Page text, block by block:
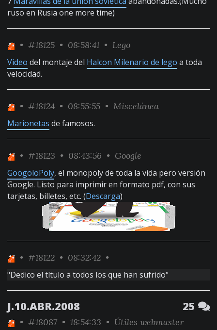
ruso en Rusia one more time)
• #18125 • 08:58:41 • Lego
Video del montaje del Halcon Milenario de lego a toda
velocidad.
• #18124 • 08:55:55 • Miscelánea
Marionetas de famosos.
• #18123 • 08:43:56 • Google
GoogoloPoly, el monopoly de toda la vida pero versión
Google. Listo para imprimir en formato pdf, con sus
tarjetas, billetes, etc. (Descarga)
• #18122 • 08:32:42 •
"Dedico el título a todos los que han sufrido"
J.10.ABR.2008 25
• #18087 • 18:54:33 • Útiles webmaster